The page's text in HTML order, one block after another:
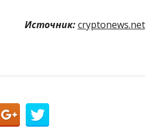
Источник: cryptonews.net